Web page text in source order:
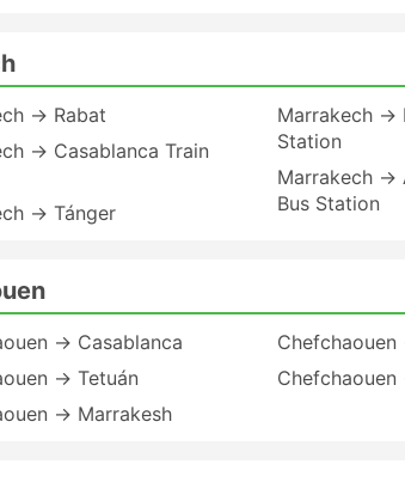
→ Rabat
→ Casablanca Train
→ Tánger
Marrakech →
Station
Marrakech →
Bus Station
→ Casablanca
→ Tetuán
→ Marrakesh